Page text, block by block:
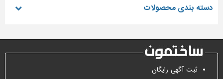
دسته بندی محصولات
ثبت آگهی رایگان